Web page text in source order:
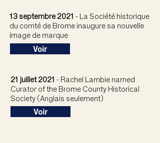
21 juillet 2021 - Rachel Lambie named
Curator of the Brome County Historical
Society (Anglais seulement)
Voir
13 septembre 2021 - La Société historique
du comté de Brome inaugure sa nouvelle
image de marque
Voir